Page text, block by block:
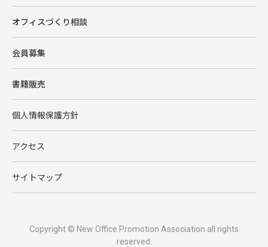
オフィスづくり相談
会員募集
書籍販売
個人情報保護方針
アクセス
サイトマップ
Copyright © New Office Promotion Association all rights
reserved.